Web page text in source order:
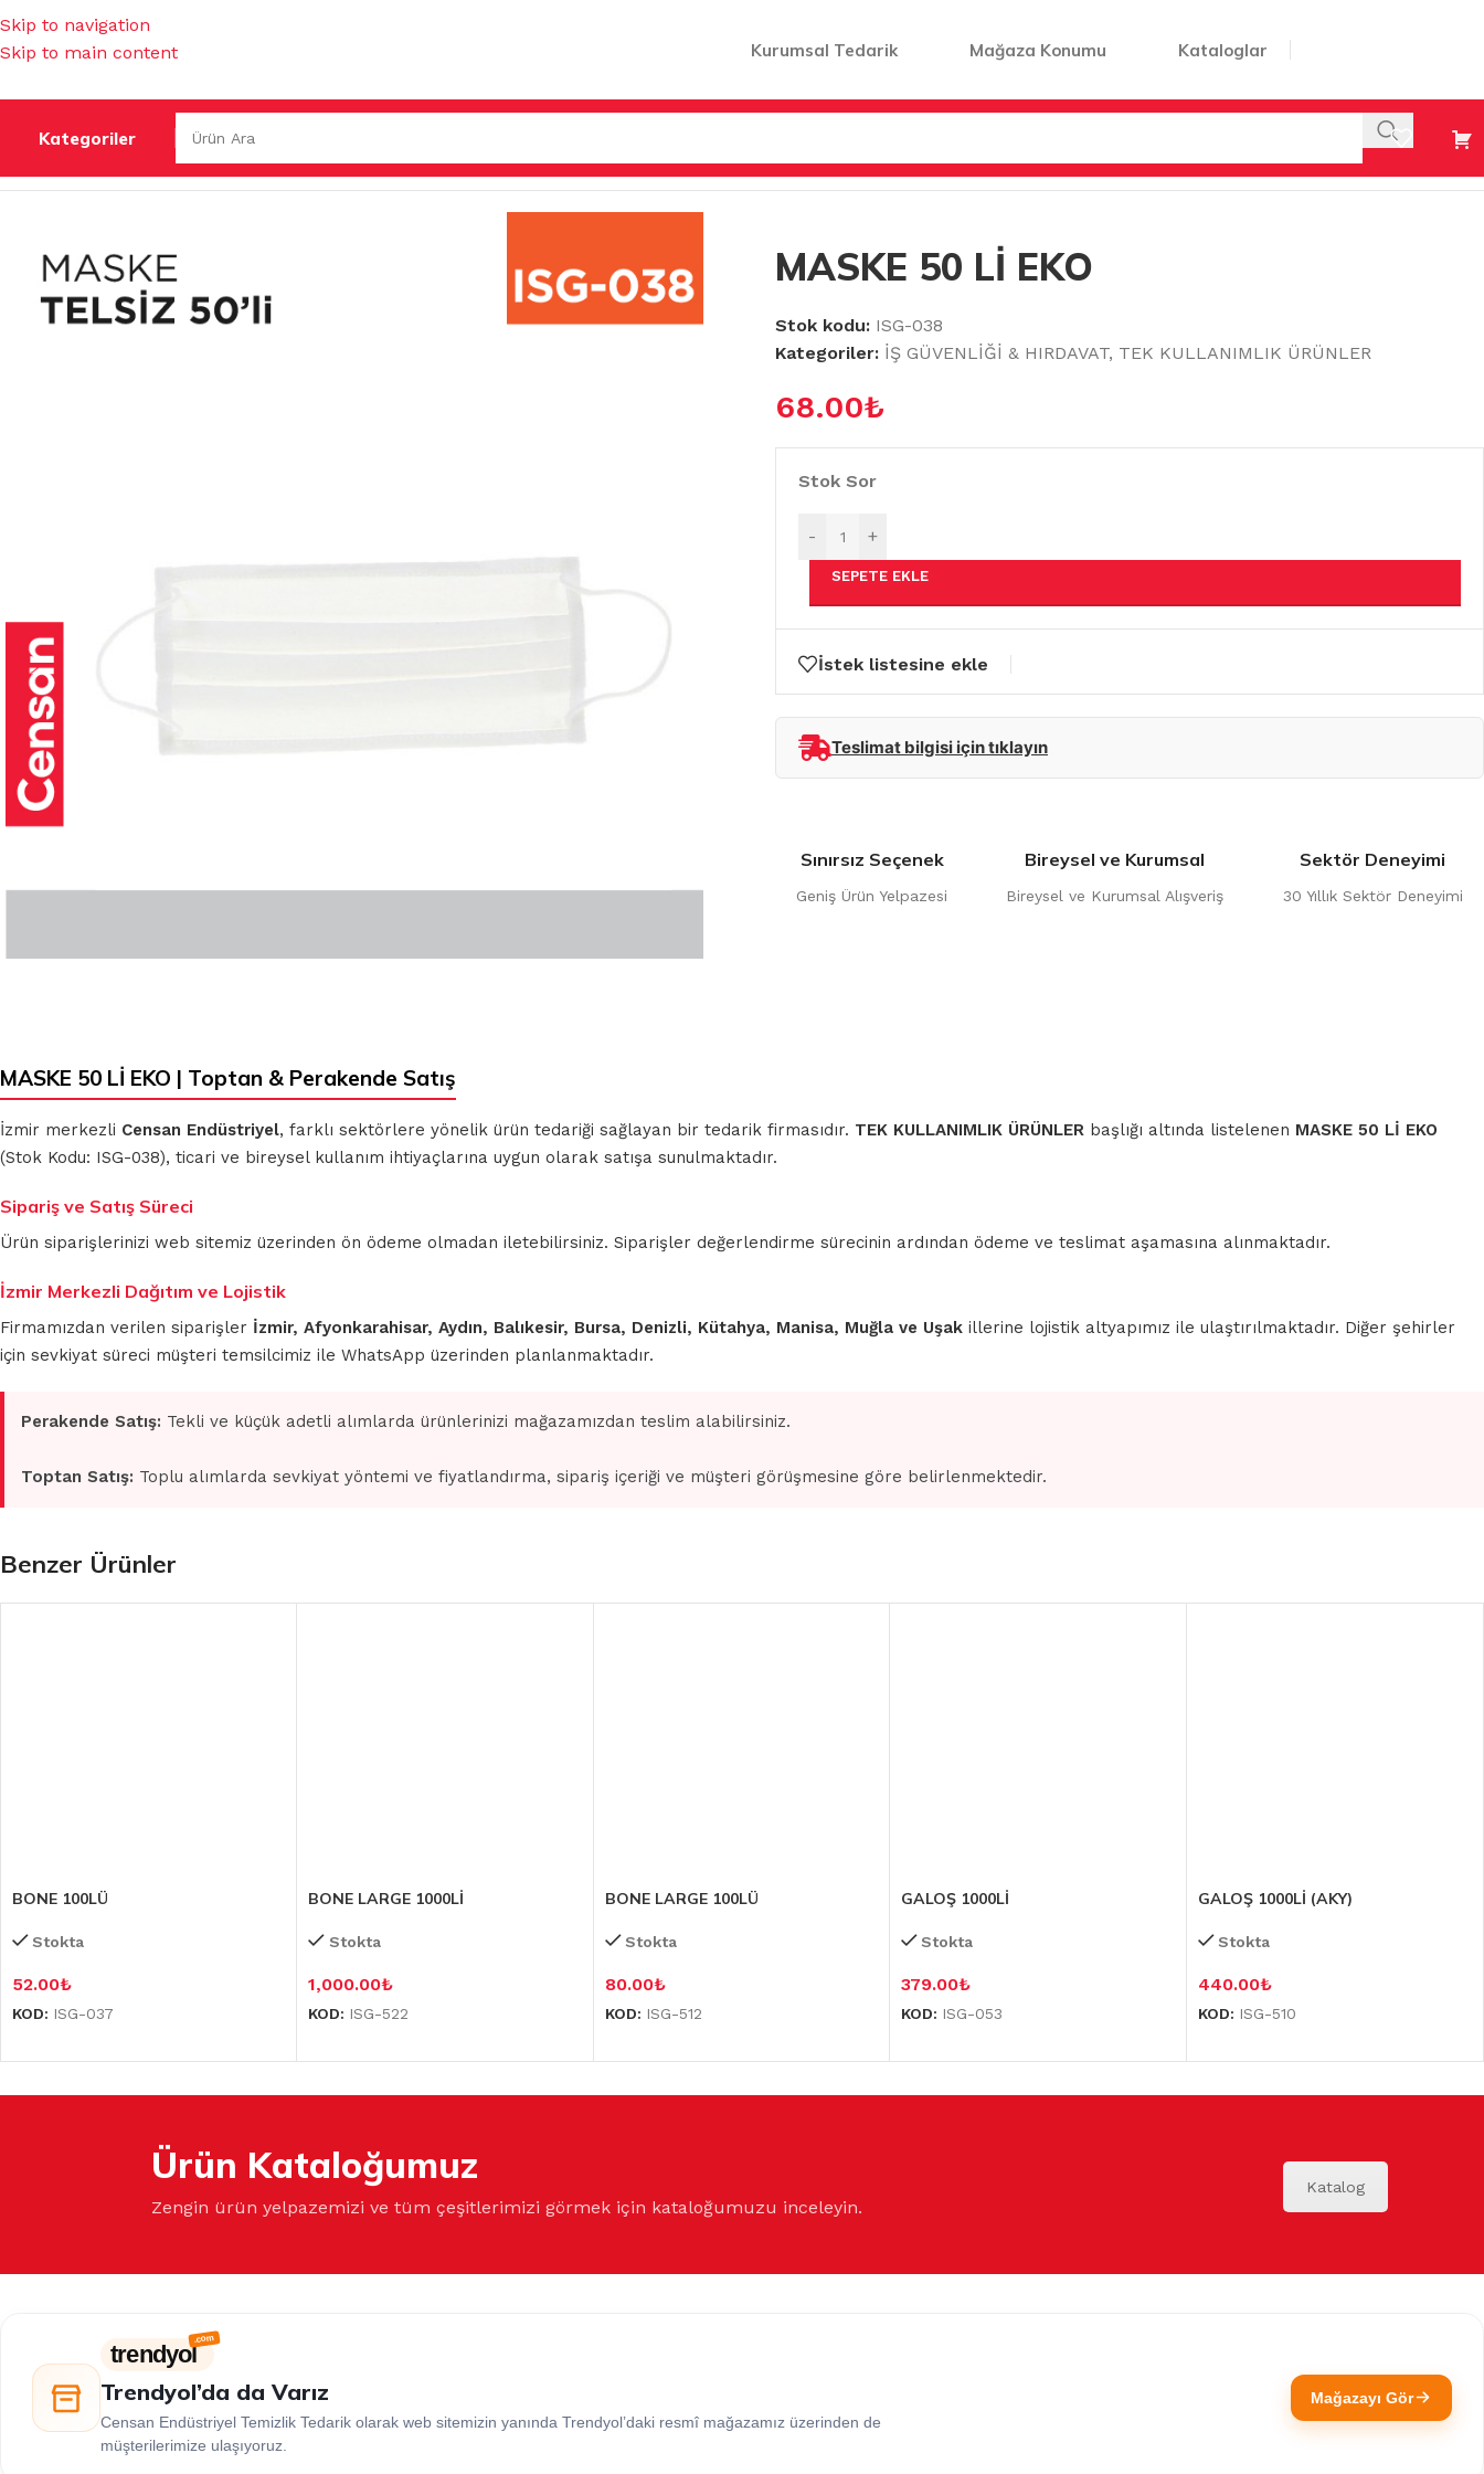
Skip to navigation
Skip to main content
Kurumsal Tedarik Mağaza Konumu Kataloglar
Kategoriler
İŞ GÜVENLİĞİ & HIRDAVAT/TEK KULLANIMLIK ÜRÜNLER/MASKE 50 Lİ EKO
MASKE 50 Lİ EKO
Stok kodu: ISG-038
Kategoriler: İŞ GÜVENLİĞİ & HIRDAVAT, TEK KULLANIMLIK ÜRÜNLER
68.00₺
Stok Sor
- +
SEPETE EKLE
İstek listesine ekle
Teslimat bilgisi için tıklayın
Sınırsız Seçenek
Geniş Ürün Yelpazesi
Bireysel ve Kurumsal
Bireysel ve Kurumsal Alışveriş
Sektör Deneyimi
30 Yıllık Sektör Deneyimi
MASKE 50 Lİ EKO | Toptan & Perakende Satış
İzmir merkezli Censan Endüstriyel, farklı sektörlere yönelik ürün tedariği sağlayan bir tedarik firmasıdır. TEK KULLANIMLIK ÜRÜNLER başlığı altında listelenen MASKE 50 Lİ EKO
(Stok Kodu: ISG-038), ticari ve bireysel kullanım ihtiyaçlarına uygun olarak satışa sunulmaktadır.
Sipariş ve Satış Süreci
Ürün siparişlerinizi web sitemiz üzerinden ön ödeme olmadan iletebilirsiniz. Siparişler değerlendirme sürecinin ardından ödeme ve teslimat aşamasına alınmaktadır.
İzmir Merkezli Dağıtım ve Lojistik
Firmamızdan verilen siparişler İzmir, Afyonkarahisar, Aydın, Balıkesir, Bursa, Denizli, Kütahya, Manisa, Muğla ve Uşak illerine lojistik altyapımız ile ulaştırılmaktadır. Diğer şehirler
için sevkiyat süreci müşteri temsilcimiz ile WhatsApp üzerinden planlanmaktadır.
Perakende Satış: Tekli ve küçük adetli alımlarda ürünlerinizi mağazamızdan teslim alabilirsiniz.
Toptan Satış: Toplu alımlarda sevkiyat yöntemi ve fiyatlandırma, sipariş içeriği ve müşteri görüşmesine göre belirlenmektedir.
Benzer Ürünler
BONE 100LÜ
Stokta
52.00₺
KOD: ISG-037
BONE LARGE 1000Lİ
Stokta
1,000.00₺
KOD: ISG-522
BONE LARGE 100LÜ
Stokta
80.00₺
KOD: ISG-512
GALOŞ 1000Lİ
Stokta
379.00₺
KOD: ISG-053
GALOŞ 1000Lİ (AKY)
Stokta
440.00₺
KOD: ISG-510
Ürün Kataloğumuz
Zengin ürün yelpazemizi ve tüm çeşitlerimizi görmek için kataloğumuzu inceleyin.
Katalog
trendyol
Trendyol’da da Varız
Censan Endüstriyel Temizlik Tedarik olarak web sitemizin yanında Trendyol’daki resmî mağazamız üzerinden de
müşterilerimize ulaşıyoruz.
Mağazayı Gör